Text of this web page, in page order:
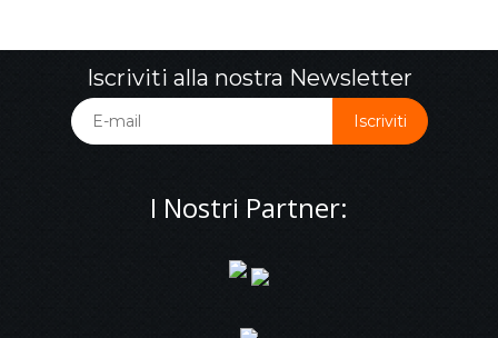
Iscriviti alla nostra Newsletter
Iscriviti
I Nostri Partner: